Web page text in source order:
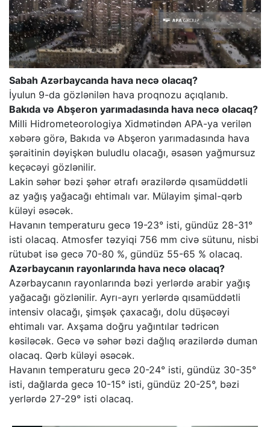
Sabah Azərbaycanda hava necə olacaq?
İyulun 9-da gözlənilən hava proqnozu açıqlanıb.
Bakıda və Abşeron yarımadasında hava necə olacaq?
Milli Hidrometeorologiya Xidmətindən APA-ya verilən
xəbərə görə, Bakıda və Abşeron yarımadasında hava
şəraitinin dəyişkən buludlu olacağı, əsasən yağmursuz
keçəcəyi gözlənilir.
Lakin səhər bəzi şəhər ətrafı ərazilərdə qısamüddətli
az yağış yağacağı ehtimalı var. Mülayim şimal-qərb
küləyi əsəcək.
Havanın temperaturu gecə 19-23° isti, gündüz 28-31°
isti olacaq. Atmosfer təzyiqi 756 mm civə sütunu, nisbi
rütubət isə gecə 70-80 %, gündüz 55-65 % olacaq.
Azərbaycanın rayonlarında hava necə olacaq?
Azərbaycanın rayonlarında bəzi yerlərdə arabir yağış
yağacağı gözlənilir. Ayrı-ayrı yerlərdə qısamüddətli
intensiv olacağı, şimşək çaxacağı, dolu düşəcəyi
ehtimalı var. Axşama doğru yağıntılar tədricən
kəsiləcək. Gecə və səhər bəzi dağlıq ərazilərdə duman
olacaq. Qərb küləyi əsəcək.
Havanın temperaturu gecə 20-24° isti, gündüz 30-35°
isti, dağlarda gecə 10-15° isti, gündüz 20-25°, bəzi
yerlərdə 27-29° isti olacaq.